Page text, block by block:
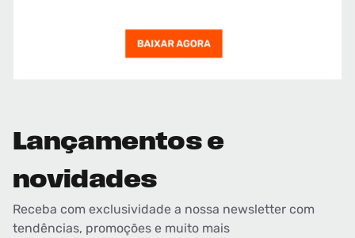
Lançamentos e
novidades
Receba com exclusividade a nossa newsletter com
tendências, promoções e muito mais